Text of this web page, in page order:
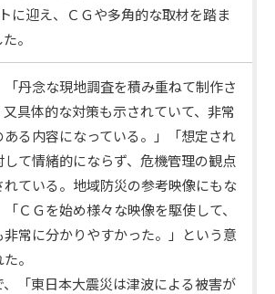
に迎え、ＣＧや多角的な取材を踏ま
。
丹念な現地調査を積み重ねて制作さ
具体的な対策も示されていて、非常
ある内容になっている。」「想定され
して情緒的にならず、危機管理の観点
れている。地域防災の参考映像にもな
ＣＧを始め様々な映像を駆使して、
常に分かりやすかった。」という意
。
、「東日本大震災は津波による被害が